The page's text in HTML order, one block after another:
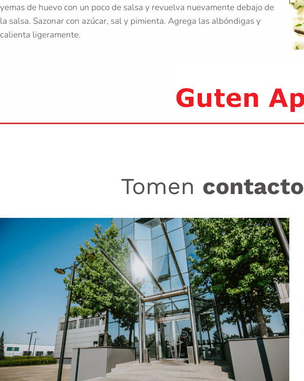
yemas de huevo con un poco de salsa y revuelva nuevamente debajo de
la salsa. Sazonar con azúcar, sal y pimienta. Agrega las albóndigas y
calienta ligeramente.
Tomen contacto